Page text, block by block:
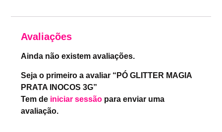
Avaliações
Ainda não existem avaliações.
Seja o primeiro a avaliar “PÓ GLITTER MAGIA
PRATA INOCOS 3G”
Tem de iniciar sessão para enviar uma
avaliação.